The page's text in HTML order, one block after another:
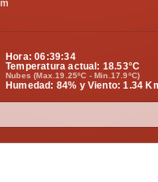
Hora:06:39:35
Temperatura actual: 18.53°C
Nubes (Max.19.25ºC - Min.17.9ºC)
Humedad: 84% y Viento: 1.34